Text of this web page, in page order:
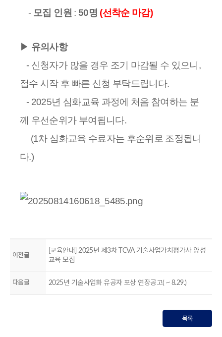
- 모집 인원 : 50명 (선착순 마감)
▶ 유의사항
- 신청자가 많을 경우 조기 마감될 수 있으니,
접수 시작 후 빠른 신청 부탁드립니다.
- 2025년 심화교육 과정에 처음 참여하는 분
께 우선순위가 부여됩니다.
(1차 심화교육 수료자는 후순위로 조정됩니
다.)
이전글
[교육안내] 2025년 제3차 TCVA 기술사업가치평가사 양성
교육 모집
다음글 2025년 기술사업화 유공자 포상 연장공고( ~ 8.29.)
목록